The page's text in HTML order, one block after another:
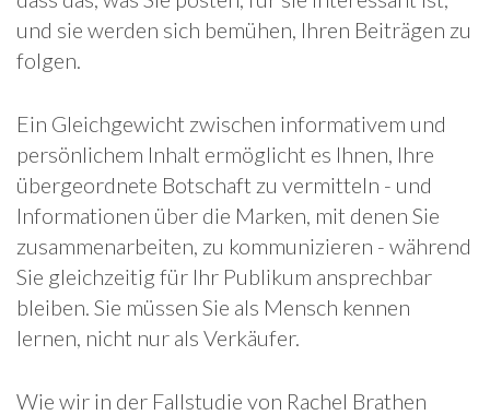
und sie werden sich bemühen, Ihren Beiträgen zu
folgen.
Ein Gleichgewicht zwischen informativem und
persönlichem Inhalt ermöglicht es Ihnen, Ihre
übergeordnete Botschaft zu vermitteln - und
Informationen über die Marken, mit denen Sie
zusammenarbeiten, zu kommunizieren - während
Sie gleichzeitig für Ihr Publikum ansprechbar
bleiben. Sie müssen Sie als Mensch kennen
lernen, nicht nur als Verkäufer.
Wie wir in der Fallstudie von Rachel Brathen